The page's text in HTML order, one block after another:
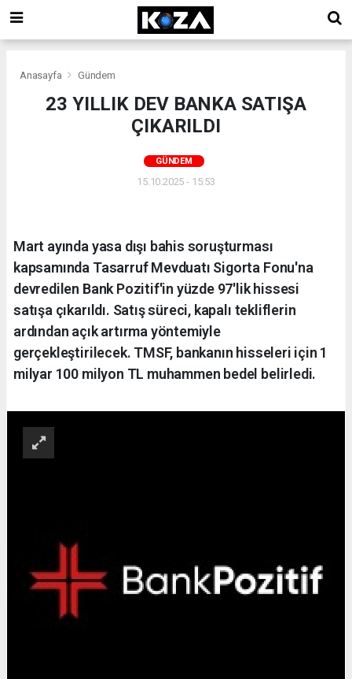
Anasayfa Gündem
23 YILLIK DEV BANKA SATIŞA
ÇIKARILDI
GÜNDEM
15.10.2025 - 15:53
Mart ayında yasa dışı bahis soruşturması
kapsamında Tasarruf Mevduatı Sigorta Fonu'na
devredilen Bank Pozitif'in yüzde 97'lik hissesi
satışa çıkarıldı. Satış süreci, kapalı tekliflerin
ardından açık artırma yöntemiyle
gerçekleştirilecek. TMSF, bankanın hisseleri için 1
milyar 100 milyon TL muhammen bedel belirledi.